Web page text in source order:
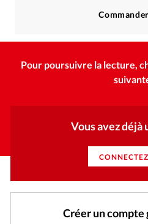
Commander
Pour poursuivre la lecture,
Vous avez déjà
Créer un